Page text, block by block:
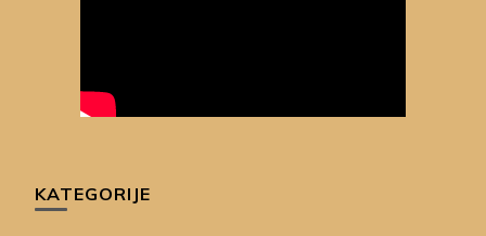
KATEGORIJE